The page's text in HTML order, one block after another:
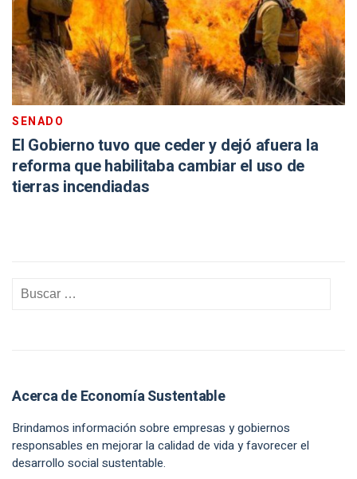
SENADO
El Gobierno tuvo que ceder y dejó afuera la
reforma que habilitaba cambiar el uso de
tierras incendiadas
Acerca de Economía Sustentable
Brindamos información sobre empresas y gobiernos
responsables en mejorar la calidad de vida y favorecer el
desarrollo social sustentable.